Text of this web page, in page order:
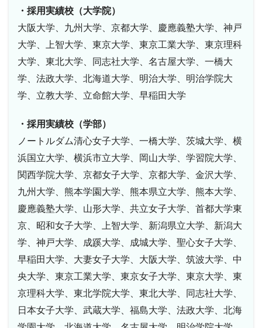
・採用実績校（大学院）
大阪大学、九州大学、京都大学、慶應義塾大学、神戸
大学、上智大学、東京大学、東京工業大学、東京理科
大学、東北大学、同志社大学、名古屋大学、一橋大
学、法政大学、北海道大学、明治大学、明治学院大
学、立教大学、立命館大学、早稲田大学
・採用実績校（学部）
ノートルダム清心女子大学、一橋大学、茨城大学、横
浜国立大学、横浜市立大学、岡山大学、学習院大学、
関西学院大学、京都女子大学、京都大学、金沢大学、
九州大学、熊本学園大学、熊本県立大学、熊本大学、
慶應義塾大学、山形大学、共立女子大学、首都大学東
京、昭和女子大学、上智大学、新潟県立大学、新潟大
学、神戸大学、成蹊大学、成城大学、聖心女子大学、
早稲田大学、大妻女子大学、大阪大学、筑波大学、中
央大学、東京工業大学、東京女子大学、東京大学、東
京理科大学、東北学院大学、東北大学、同志社大学、
日本女子大学、武蔵大学、福島大学、法政大学、北海